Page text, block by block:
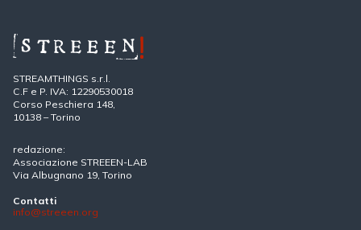
STREAMTHINGS s.r.l.
C.F e P. IVA: 12290530018
Corso Peschiera 148,
10138 – Torino
redazione:
Associazione STREEEN-LAB
Via Albugnano 19, Torino
Contatti
info@streeen.org